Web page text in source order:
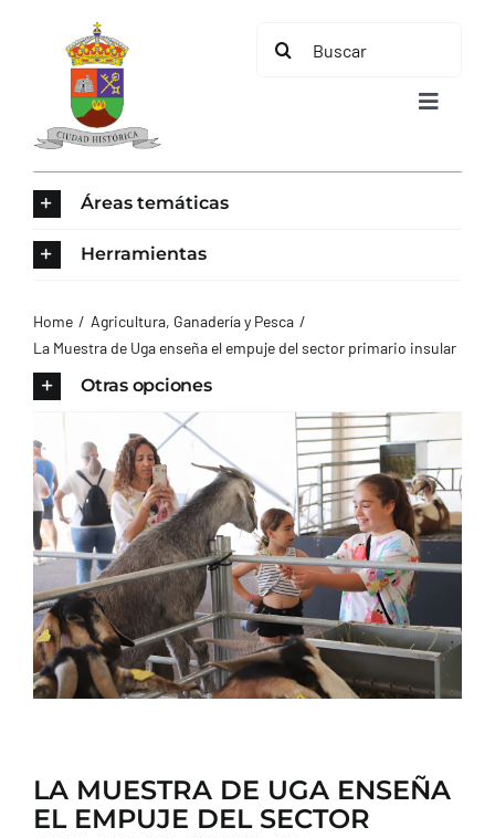
contenido
Buscar:
Toggle
AYUNTAMIENTO
TURISMO
CONTACTO
Áreas temáticas
Herramientas
Home
Agricultura, Ganadería y Pesca
La Muestra de Uga enseña el empuje del sector primario insular
Otras opciones
LA MUESTRA DE UGA ENSEÑA
EL EMPUJE DEL SECTOR